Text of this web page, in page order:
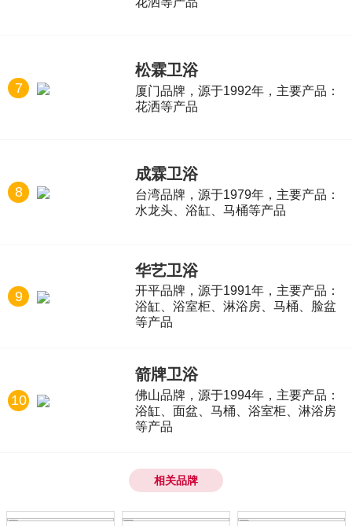
7
松霖卫浴
厦门品牌，源于1992年，主要产品：
花洒等产品
8
成霖卫浴
台湾品牌，源于1979年，主要产品：
水龙头、浴缸、马桶等产品
9
华艺卫浴
开平品牌，源于1991年，主要产品：
浴缸、浴室柜、淋浴房、马桶、脸盆
等产品
10
箭牌卫浴
佛山品牌，源于1994年，主要产品：
浴缸、面盆、马桶、浴室柜、淋浴房
等产品
相关品牌